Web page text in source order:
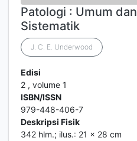
Patologi : Umum dan
Sistematik
J. C. E. Underwood
Edisi
2 , volume 1
ISBN/ISSN
979-448-406-7
Deskripsi Fisik
342 hlm.; ilus.: 21 x 28 cm